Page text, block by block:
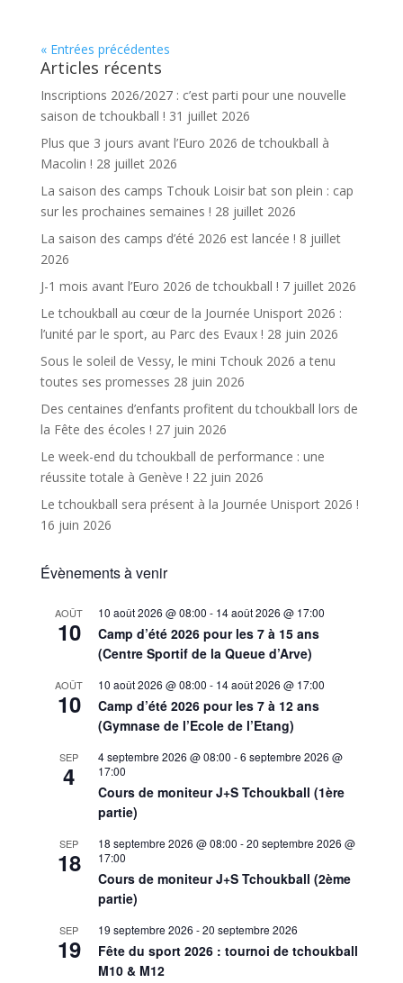
« Entrées précédentes
Articles récents
Inscriptions 2026/2027 : c’est parti pour une nouvelle
saison de tchoukball ! 31 juillet 2026
Plus que 3 jours avant l’Euro 2026 de tchoukball à
Macolin ! 28 juillet 2026
La saison des camps Tchouk Loisir bat son plein : cap
sur les prochaines semaines ! 28 juillet 2026
La saison des camps d’été 2026 est lancée ! 8 juillet
2026
J-1 mois avant l’Euro 2026 de tchoukball ! 7 juillet 2026
Le tchoukball au cœur de la Journée Unisport 2026 :
l’unité par le sport, au Parc des Evaux ! 28 juin 2026
Sous le soleil de Vessy, le mini Tchouk 2026 a tenu
toutes ses promesses 28 juin 2026
Des centaines d’enfants profitent du tchoukball lors de
la Fête des écoles ! 27 juin 2026
Le week-end du tchoukball de performance : une
réussite totale à Genève ! 22 juin 2026
Le tchoukball sera présent à la Journée Unisport 2026 !
16 juin 2026
Évènements à venir
AOÛT
10
10 août 2026 @ 08:00 - 14 août 2026 @ 17:00
Camp d’été 2026 pour les 7 à 15 ans
(Centre Sportif de la Queue d’Arve)
AOÛT
10
10 août 2026 @ 08:00 - 14 août 2026 @ 17:00
Camp d’été 2026 pour les 7 à 12 ans
(Gymnase de l’Ecole de l’Etang)
SEP
4
4 septembre 2026 @ 08:00 -6 septembre 2026 @
17:00
Cours de moniteur J+S Tchoukball (1ère
partie)
SEP
18
18 septembre 2026 @ 08:00 -20 septembre 2026 @
17:00
Cours de moniteur J+S Tchoukball (2ème
partie)
SEP
19
19 septembre 2026 -20 septembre 2026
Fête du sport 2026 : tournoi de tchoukball
M10 & M12